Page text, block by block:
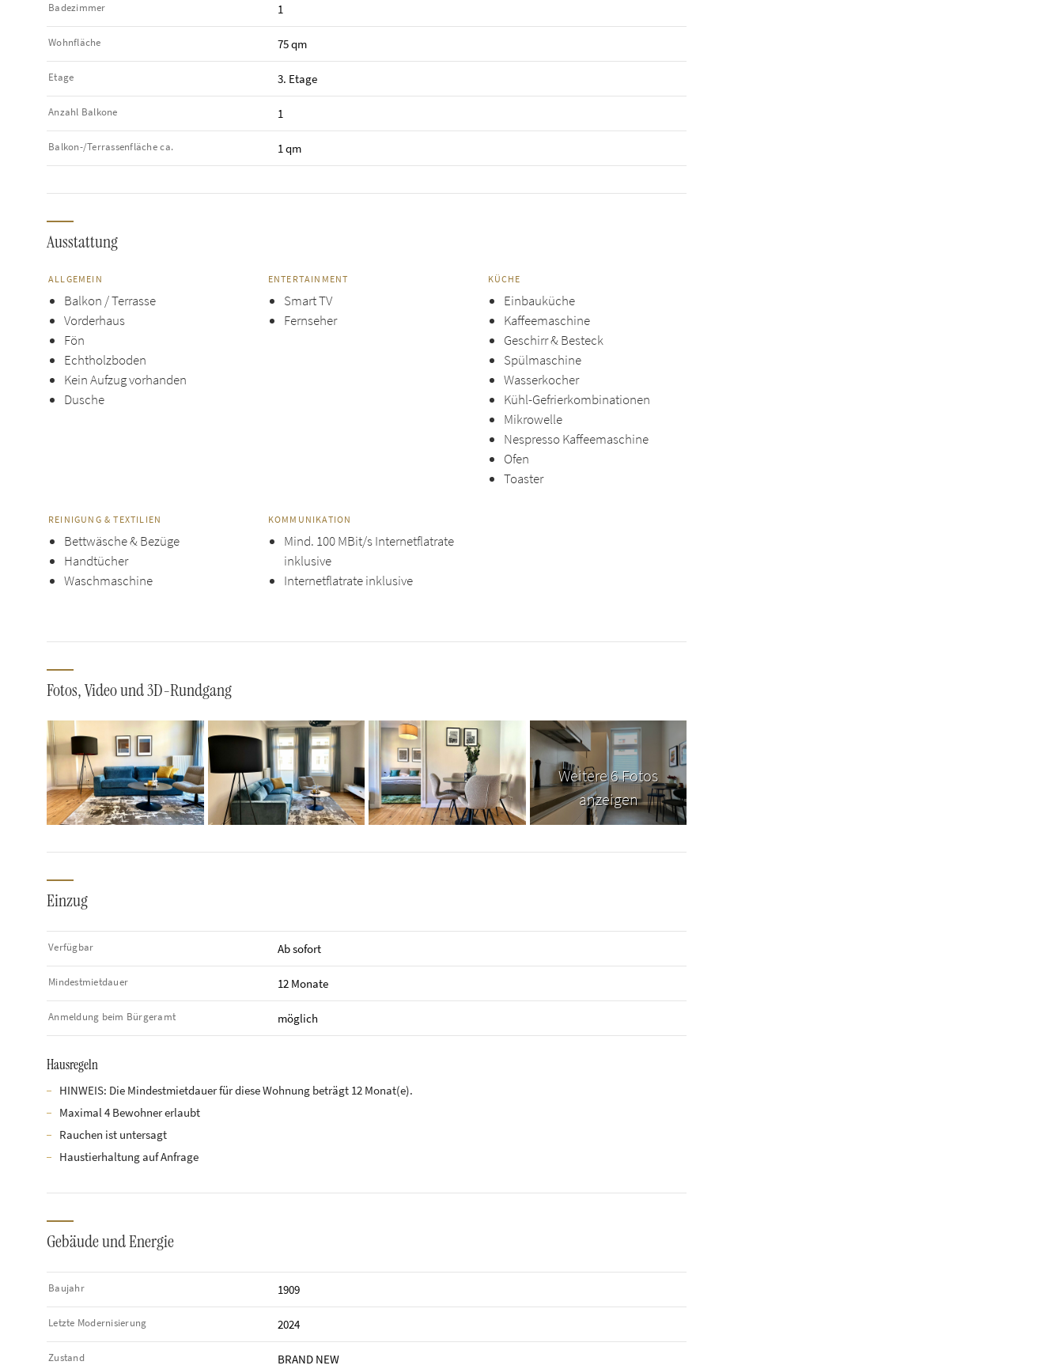
Badezimmer 1
Wohnfläche 75 qm
Etage 3. Etage
Anzahl Balkone 1
Balkon-/Terrassen­fläche ca. 1 qm
Ausstattung
ALLGEMEIN
Balkon / Terrasse
Vorderhaus
Fön
Echtholzboden
Kein Aufzug vorhanden
Dusche
ENTERTAINMENT
Smart TV
Fernseher
KÜCHE
Einbauküche
Kaffeemaschine
Geschirr & Besteck
Spülmaschine
Wasserkocher
Kühl-Gefrierkombinationen
Mikrowelle
Nespresso Kaffeemaschine
Ofen
Toaster
REINIGUNG & TEXTILIEN
Bettwäsche & Bezüge
Handtücher
Waschmaschine
KOMMUNIKATION
Mind. 100 MBit/s Internetflatrate
inklusive
Internetflatrate inklusive
Fotos, Video und 3D-Rundgang
Weitere 6 Fotos
anzeigen
Einzug
Verfügbar Ab sofort
Mindestmietdauer 12 Monate
Anmeldung beim Bürgeramt möglich
Hausregeln
HINWEIS: Die Mindestmietdauer für diese Wohnung beträgt 12 Monat(e).
Maximal 4 Bewohner erlaubt
Rauchen ist untersagt
Haustierhaltung auf Anfrage
Gebäude und Energie
Baujahr 1909
Letzte Modernisierung 2024
Zustand BRAND NEW